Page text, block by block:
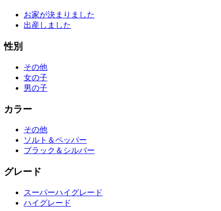
お家が決まりました
出産しました
性別
その他
女の子
男の子
カラー
その他
ソルト＆ペッパー
ブラック＆シルバー
グレード
スーパーハイグレード
ハイグレード